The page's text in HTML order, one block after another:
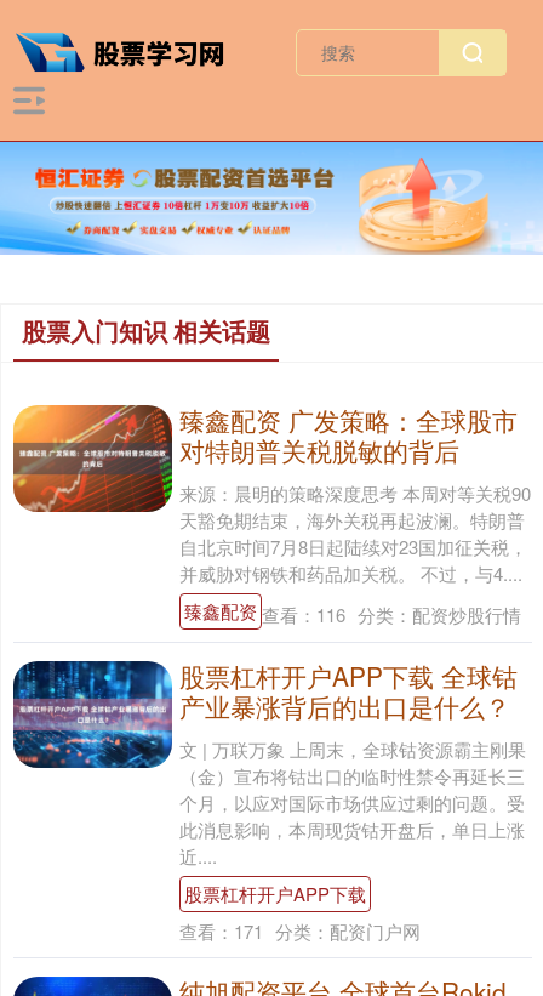
股票入门知识 相关话题
臻鑫配资 广发策略：全球股市
对特朗普关税脱敏的背后
来源：晨明的策略深度思考 本周对等关税90
天豁免期结束，海外关税再起波澜。特朗普
自北京时间7月8日起陆续对23国加征关税，
并威胁对钢铁和药品加关税。 不过，与4....
臻鑫配资 查看： 116 分类： 配资炒股行情
股票杠杆开户APP下载 全球钴
产业暴涨背后的出口是什么？
文 | 万联万象 上周末，全球钴资源霸主刚果
（金）宣布将钴出口的临时性禁令再延长三
个月，以应对国际市场供应过剩的问题。受
此消息影响，本周现货钴开盘后，单日上涨
近....
股票杠杆开户APP下载
查看： 171 分类： 配资门户网